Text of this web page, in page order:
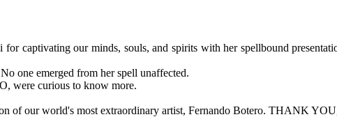
captivating our minds, souls, and spirits with her spellbound
one emerged from her spell unaffected.
were curious to know more.
of our world's most extraordinary artist, Fernando Botero. THANK